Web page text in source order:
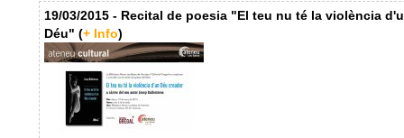
19/03/2015 - Recital de poesia "El teu nu té la violència
Déu" (+ Info)